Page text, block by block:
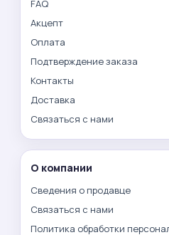
FAQ
Акцепт
Оплата
Подтверждение заказа
Контакты
Доставка
Связаться с нами
О компании
Сведения о продавце
Связаться с нами
Политика обработки